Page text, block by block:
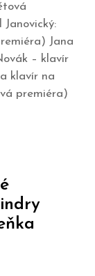
Jana
– klavír
klavír na
premiéra)